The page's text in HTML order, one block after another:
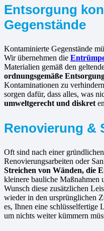
Entsorgung
Gegenstände
Kontaminierte Gegenstände
Wir übernehmen die
Materialien gemäß den
ordnungsgemäße
Kontaminationen zu
sorgen dafür, dass alles, was
umweltgerecht und diskret
Renovierung &
Oft sind nach einer
Renovierungsarbeiten oder
Streichen von Wänden, die
kleinere bauliche Maßnahmen
Wunsch diese zusätzlichen
wieder in den ursprünglichen
es, Ihnen eine schlüsselfertige
um nichts weiter kümmern